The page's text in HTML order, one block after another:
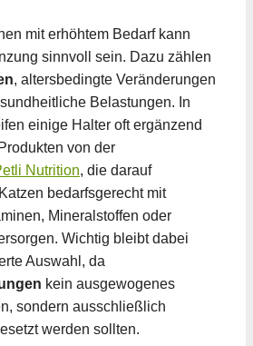
mit erhöhtem Bedarf kann
sinnvoll sein. Dazu zählen
, altersbedingte Veränderungen
Belastungen. In
einige Halter oft ergänzend
von der
Nutrition, die darauf
bedarfsgerecht mit
Mineralstoffen oder
Wichtig bleibt dabei
Auswahl, da
kein ausgewogenes
sondern ausschließlich
werden sollten.